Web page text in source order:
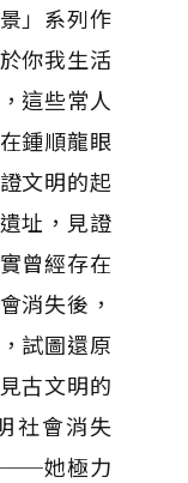
」系列作
你我生活
這些常人
鍾順龍眼
文明的起
址，見證
曾經存在
消失後，
試圖還原
古文明的
社會消失
──她極力